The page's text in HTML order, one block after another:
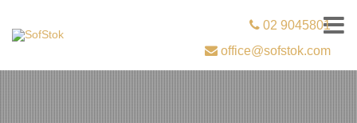
02 9045801
office@sofstok.com